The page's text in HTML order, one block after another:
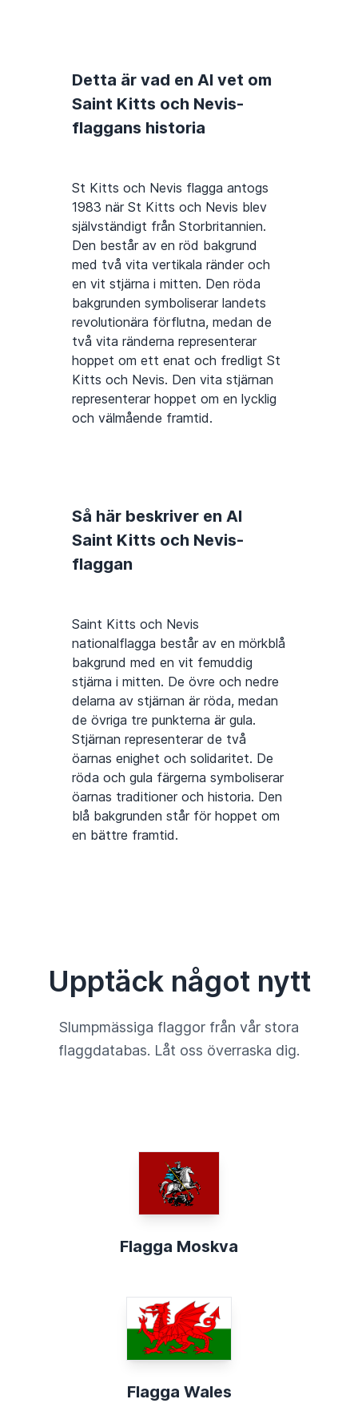
Detta är vad en AI vet om
Saint Kitts och Nevis-
flaggans historia
St Kitts och Nevis flagga antogs
1983 när St Kitts och Nevis blev
självständigt från Storbritannien.
Den består av en röd bakgrund
med två vita vertikala ränder och
en vit stjärna i mitten. Den röda
bakgrunden symboliserar landets
revolutionära förflutna, medan de
två vita ränderna representerar
hoppet om ett enat och fredligt St
Kitts och Nevis. Den vita stjärnan
representerar hoppet om en lycklig
och välmående framtid.
Så här beskriver en AI
Saint Kitts och Nevis-
flaggan
Saint Kitts och Nevis
nationalflagga består av en mörkblå
bakgrund med en vit femuddig
stjärna i mitten. De övre och nedre
delarna av stjärnan är röda, medan
de övriga tre punkterna är gula.
Stjärnan representerar de två
öarnas enighet och solidaritet. De
röda och gula färgerna symboliserar
öarnas traditioner och historia. Den
blå bakgrunden står för hoppet om
en bättre framtid.
Upptäck något nytt
Slumpmässiga flaggor från vår stora
flaggdatabas. Låt oss överraska dig.
Flagga Moskva
Flagga Wales